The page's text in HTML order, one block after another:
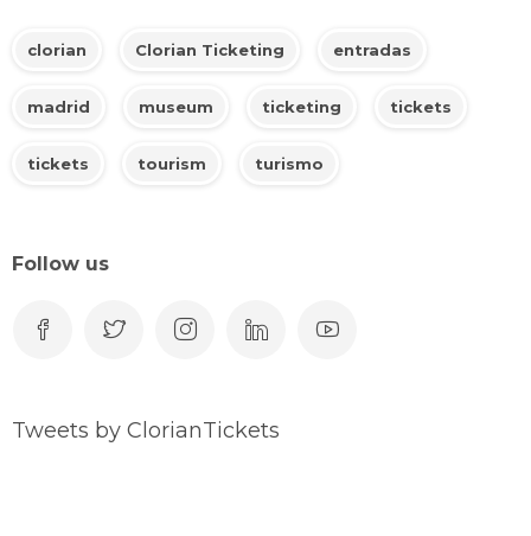
clorian Clorian Ticketing entradas
madrid museum ticketing tickets
tickets tourism turismo
Follow us
Tweets by ClorianTickets